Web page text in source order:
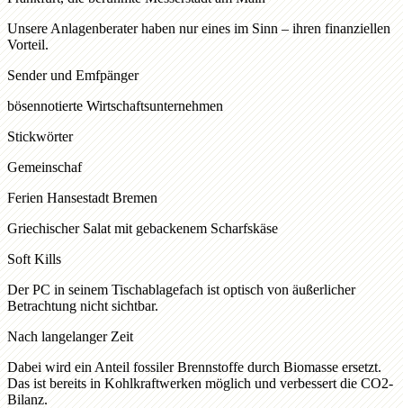
Unsere Anlagenberater haben nur eines im Sinn – ihren finanziellen
Vorteil.
Sender und Emfpänger
bösennotierte Wirtschaftsunternehmen
Stickwörter
Gemeinschaf
Ferien Hansestadt Bremen
Griechischer Salat mit gebackenem Scharfskäse
Soft Kills
Der PC in seinem Tischablagefach ist optisch von äußerlicher
Betrachtung nicht sichtbar.
Nach langelanger Zeit
Dabei wird ein Anteil fossiler Brennstoffe durch Biomasse ersetzt.
Das ist bereits in Kohlkraftwerken möglich und verbessert die CO2-
Bilanz.